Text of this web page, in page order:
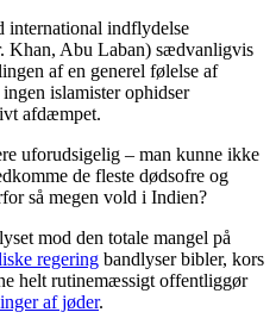
international indflydelse
Abu Laban) sædvanligvis
af en generel følelse af
islamister ophidser
afdæmpet.
uforudsigelig – man kunne ikke
de fleste dødsofre og
så megen vold i Indien?
mod den totale mangel på
regering bandlyser bibler, kors
helt rutinemæssigt offentliggør
af jøder.